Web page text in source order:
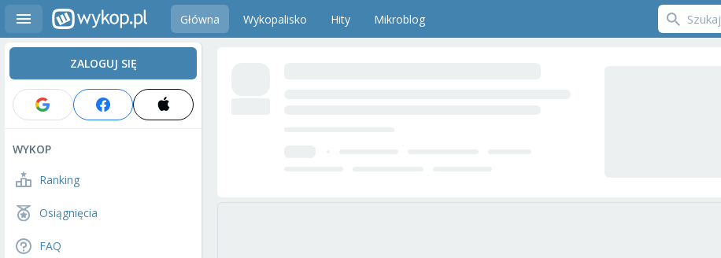
Główna Wykopalisko Hity Mikroblog
ZALOGUJ SIĘ
WYKOP
Ranking
Osiągnięcia
FAQ